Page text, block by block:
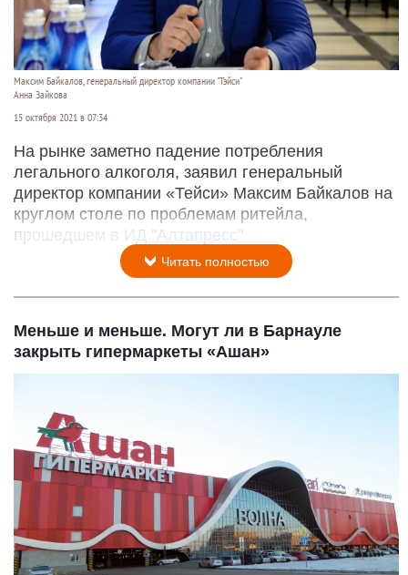
Максим Байкалов, генеральный директор компании "Тэйси"
Анна Зайкова
15 октября 2021 в 07:34
На рынке заметно падение потребления
легального алкоголя, заявил генеральный
директор компании «Тейси» Максим Байкалов на
круглом столе по проблемам ритейла,
прошедшем в ИД "Алтапресс"
Читать полностью
Меньше и меньше. Могут ли в Барнауле
закрыть гипермаркеты «Ашан»